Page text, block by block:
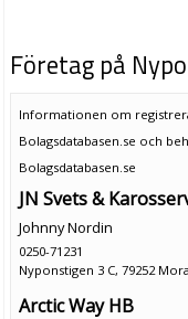
Företag på
Informationen om
Bolagsdatabasen.se och
Bolagsdatabasen.se
JN Svets &
Johnny Nordin
0250-71231
Nyponstigen 3 C, 79252 Mora
Arctic Way HB